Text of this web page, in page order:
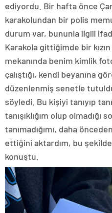
ediyordu. Bir hafta önce
karakolundan bir polis
durum var, bununla ilgili
Karakola gittiğimde bir
mekanında benim kimlik
çalıştığı, kendi beyanına
düzenlenmiş senetle
söyledi. Bu kişiyi tanıyıp
tanışıklığım olup
tanımadığımı, daha
ettiğini aktardım, bu
konuştu.